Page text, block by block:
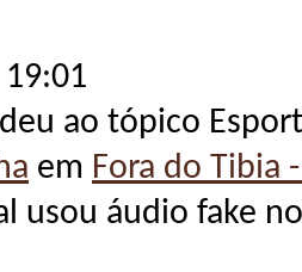
19:01
ao tópico
em Fora do Tibia
usou áudio fake